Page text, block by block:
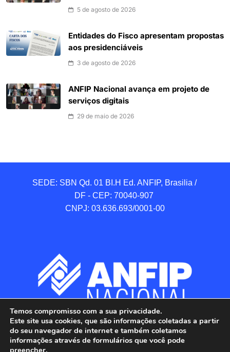
5 de agosto de 2026
Entidades do Fisco apresentam propostas
aos presidenciáveis
3 de agosto de 2026
ANFIP Nacional avança em projeto de
serviços digitais
29 de maio de 2026
SEDE: SBN Qd. 01 BI.H Ed. ANFIP, Brasilia /
DF - CEP: 70040-907
CNPJ: 03.636.693/0001-00
Temos compromisso com a sua privacidade.
Este site usa cookies, que são informações coletadas a partir
do seu navegador de internet e também coletamos
informações através de formulários que você pode
preencher.